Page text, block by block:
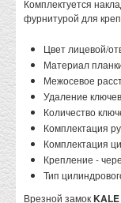
Комплектуется
фурнитурой для
Цвет лицевой/
Материал
Межосевое
Удаление
Количество
Комплектация
Комплектация
Крепление -
Тип
Врезной замокKALE